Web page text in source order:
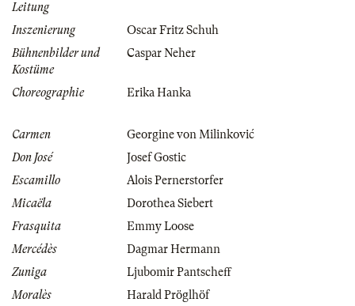
Leitung
Inszenierung
Oscar Fritz Schuh
Bühnenbilder und
Kostüme
Caspar Neher
Choreographie Erika Hanka
Carmen
Georgine von Milinković
Don José
Josef Gostic
Escamillo
Alois Pernerstorfer
Micaëla
Dorothea Siebert
Frasquita
Emmy Loose
Mercédès
Dagmar Hermann
Zuniga
Ljubomir Pantscheff
Moralès
Harald Pröglhöf